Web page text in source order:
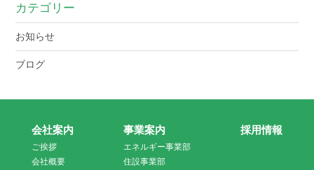
カテゴリー
お知らせ
ブログ
会社案内
ご挨拶
会社概要
事業案内
エネルギー事業部
住設事業部
採用情報